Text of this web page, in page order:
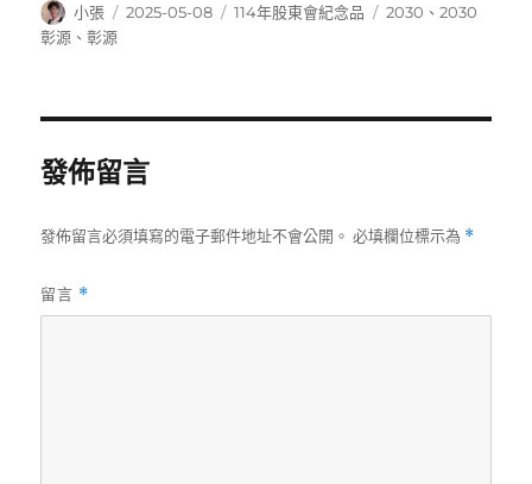
作
者
小張
發
2025-05-08
分
114年股東會紀念品
標
2030 、2030
彰源 、彰源
發佈留言
發佈留言必須填寫的電子郵件地址不會公開。 必填欄位標示為 *
留言 *